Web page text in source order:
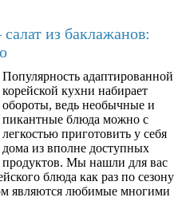
из баклажанов:
Популярность адаптированной
корейской кухни набирает
обороты, ведь необычные и
пикантные блюда можно с
легкостью приготовить у себя
дома из вполне доступных
продуктов. Мы нашли для вас
блюда как раз по сезону
являются любимые многими